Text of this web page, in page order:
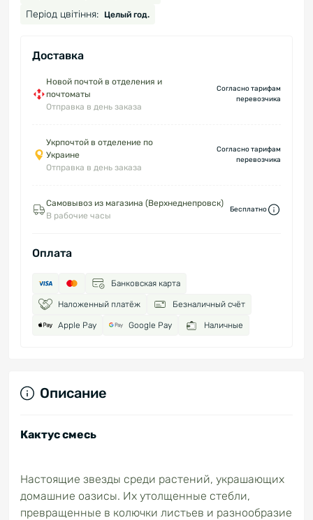
Період цвітіння: Целый год.
Доставка
Новой почтой в отделения и
почтоматы
Отправка в день заказа
Согласно тарифам
перевозчика
Укрпочтой в отделение по
Украине
Отправка в день заказа
Согласно тарифам
перевозчика
Самовывоз из магазина (Верхнеднепровск)
В рабочие часы
Бесплатно
Оплата
Банковская карта
Наложенный платёж Безналичный счёт
Apple Pay Google Pay Наличные
Описание
Кактус смесь
Настоящие звезды среди растений, украшающих
домашние оазисы. Их утолщенные стебли,
превращенные в колючки листьев и разнообразие